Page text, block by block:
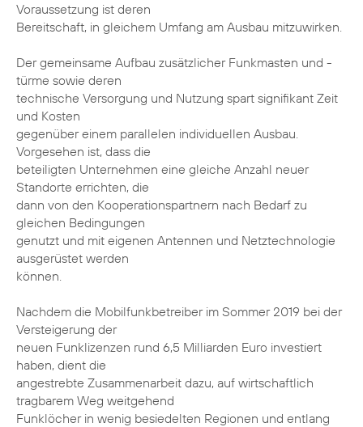
Voraussetzung ist deren
Bereitschaft, in gleichem Umfang am Ausbau mitzuwirken.
Der gemeinsame Aufbau zusätzlicher Funkmasten und -
türme sowie deren
technische Versorgung und Nutzung spart signifikant Zeit
und Kosten
gegenüber einem parallelen individuellen Ausbau.
Vorgesehen ist, dass die
beteiligten Unternehmen eine gleiche Anzahl neuer
Standorte errichten, die
dann von den Kooperationspartnern nach Bedarf zu
gleichen Bedingungen
genutzt und mit eigenen Antennen und Netztechnologie
ausgerüstet werden
können.
Nachdem die Mobilfunkbetreiber im Sommer 2019 bei der
Versteigerung der
neuen Funklizenzen rund 6,5 Milliarden Euro investiert
haben, dient die
angestrebte Zusammenarbeit dazu, auf wirtschaftlich
tragbarem Weg weitgehend
Funklöcher in wenig besiedelten Regionen und entlang